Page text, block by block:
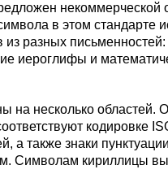
некоммерческой
в этом стандарте
разных письменностей:
иероглифы и
на несколько областей.
кодировке
а также знаки
Символам кириллицы